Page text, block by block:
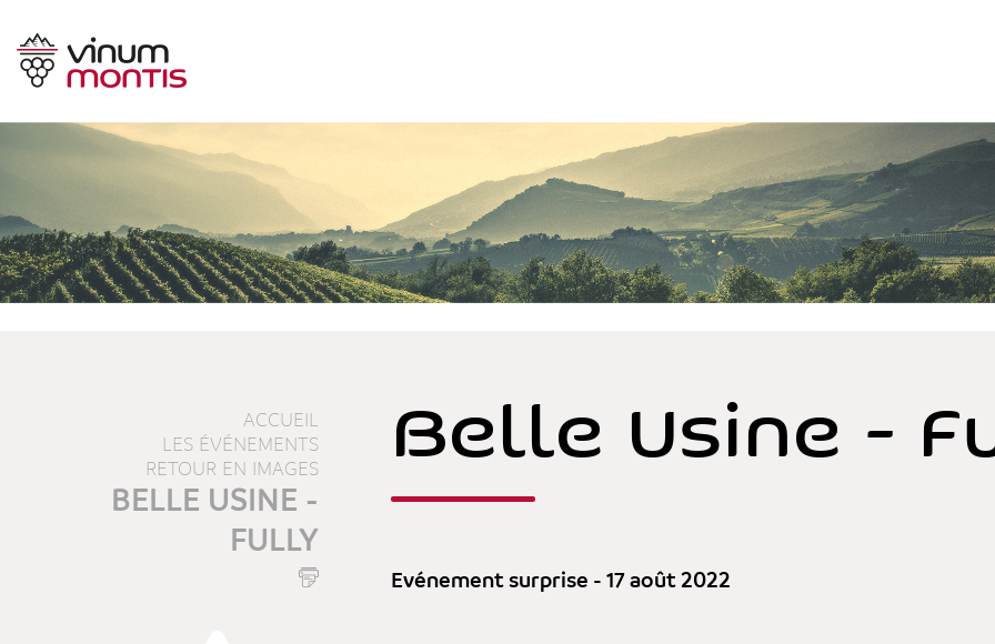
ACCUEIL
LES ÉVÉNEMENTS
RETOUR EN IMAGES
BELLE USINE -
FULLY
Belle Usine -
Evénement surprise - 17 août 2022